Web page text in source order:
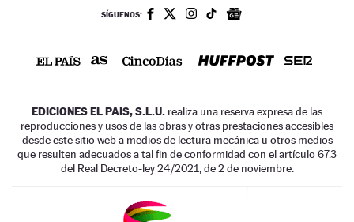
SÍGUENOS:
EDICIONES EL PAIS, S.L.U. realiza una reserva expresa de las
reproducciones y usos de las obras y otras prestaciones accesibles
desde este sitio web a medios de lectura mecánica u otros medios
que resulten adecuados a tal fin de conformidad con el artículo 67.3
del Real Decreto-ley 24/2021, de 2 de noviembre.